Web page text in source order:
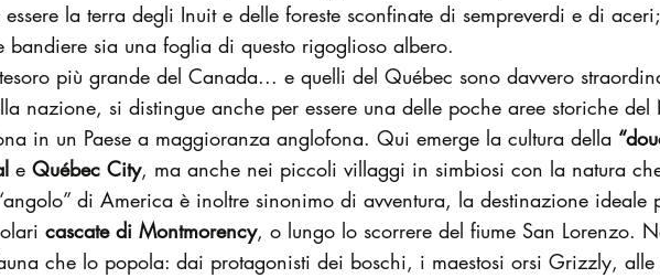
la terra degli Inuit e delle foreste sconfinate di sempreverdi e di
bandiere sia una foglia di questo rigoglioso albero.
più grande del Canada... e quelli del Québec sono davvero
nazione, si distingue anche per essere una delle poche aree storiche
in un Paese a maggioranza anglofona. Qui emerge la cultura della
eQuébec City, ma anche nei piccoli villaggi in simbiosi con la natura
di America è inoltre sinonimo di avventura, la destinazione ideale
cascate di Montmorency, o lungo lo scorrere del fiume San Lorenzo.
che lo popola: dai protagonisti dei boschi, i maestosi orsi Grizzly,